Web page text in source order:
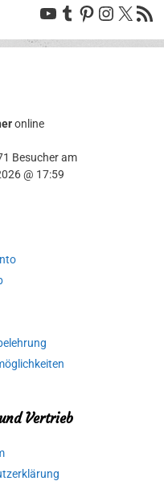
YouTube
Tumblr
Pinterest
X RSS-
online
Besucher am
@ 17:59
Vertrieb